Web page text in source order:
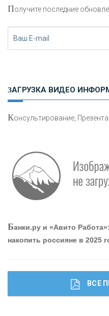
Работа мечты. Что
привлечь и
Получите последние
ЗАГРУЗКА ВИДЕО
Консультирование,
Банки.ру и «Авито
накопить россияне в 2025
ВСЕ